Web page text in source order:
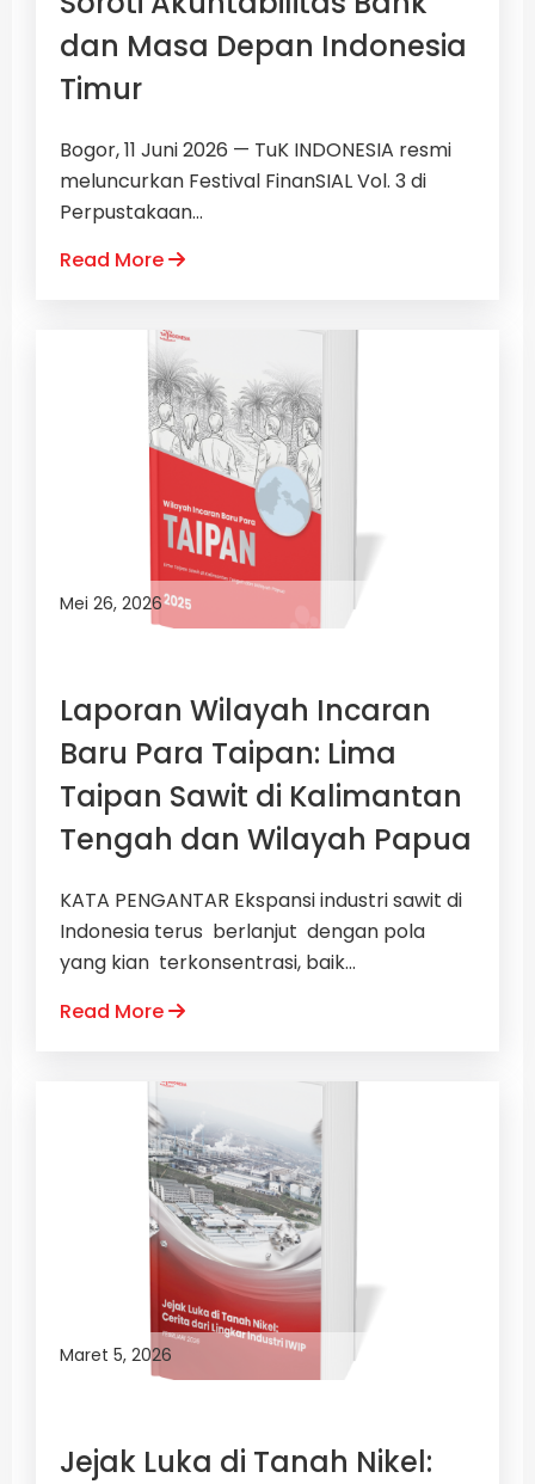
dan Masa Depan Indonesia
Timur
Bogor, 11 Juni 2026 — TuK INDONESIA resmi
meluncurkan Festival FinanSIAL Vol. 3 di
Perpustakaan...
Read More
Mei 26, 2026
Laporan Wilayah Incaran
Baru Para Taipan: Lima
Taipan Sawit di Kalimantan
Tengah dan Wilayah Papua
KATA PENGANTAR Ekspansi industri sawit di
Indonesia terus berlanjut dengan pola
yang kian terkonsentrasi, baik...
Read More
Maret 5, 2026
Jejak Luka di Tanah Nikel: